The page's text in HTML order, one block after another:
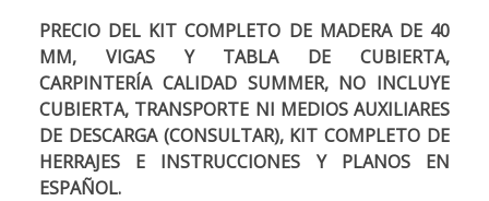
PRECIO DEL KIT COMPLETO DE MADERA DE 40
MM, VIGAS Y TABLA DE CUBIERTA,
CARPINTERÍA CALIDAD SUMMER, NO INCLUYE
CUBIERTA, TRANSPORTE NI MEDIOS AUXILIARES
DE DESCARGA (CONSULTAR), KIT COMPLETO DE
HERRAJES E INSTRUCCIONES Y PLANOS EN
ESPAÑOL.